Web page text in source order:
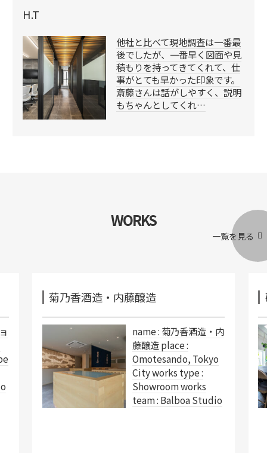
H.T
他社と比べて現地調査は一番最
後でしたが、一番早く図面や見
積もりを持ってきてくれて、仕
事がとても早かった印象です。
斎藤さんは話がしやすく、説明
もちゃんとしてくれ…
WORKS
一覧を見る
菊乃香酒造・内藤醸造
name : 菊乃香酒造・内
藤醸造 place :
Omotesando, Tokyo
City works type :
Showroom works
team : Balboa Studio